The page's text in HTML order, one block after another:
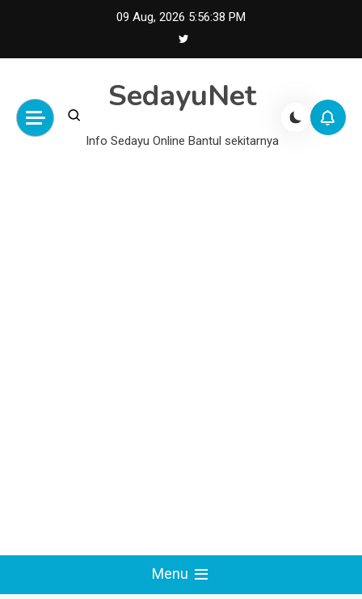
09 Aug, 2026 5:56:38 PM
SedayuNet
Info Sedayu Online Bantul sekitarnya
Menu